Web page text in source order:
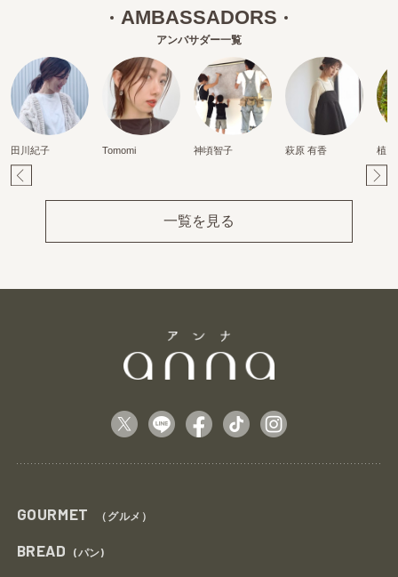
AMBASSADORS
アンバサダー一覧
田川紀子 Tomomi 神頃智子 萩原 有香 植田
一覧を見る
GOURMET （グルメ）
BREAD (パン)